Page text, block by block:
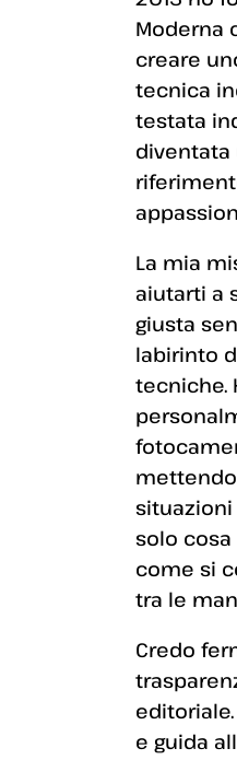
Moderna
creare
tecnica
testata
diventata
La mia
aiutarti a
giusta
labirinto
tecniche.
solo
come si
tra le
Credo
e guida